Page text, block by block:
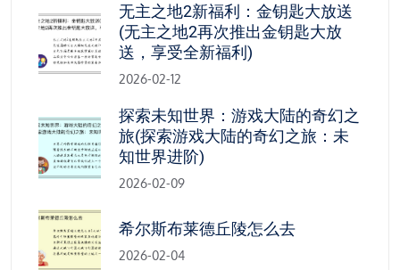
无主之地2新福利：金钥匙大放送
(无主之地2再次推出金钥匙大放
送，享受全新福利)
2026-02-12
探索未知世界：游戏大陆的奇幻之
旅(探索游戏大陆的奇幻之旅：未
知世界进阶)
2026-02-09
希尔斯布莱德丘陵怎么去
2026-02-04